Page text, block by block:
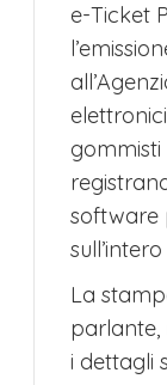
e-Ticket
gommisti
software
La
i dettagli